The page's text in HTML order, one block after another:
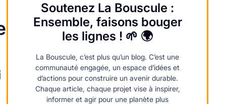
Soutenez La Bouscule :
Ensemble, faisons bouger
les lignes ! 🌱 🌍
La Bouscule, c’est plus qu’un blog. C’est une
communauté engagée, un espace d’idées et
d’actions pour construire un avenir durable.
Chaque article, chaque projet vise à inspirer,
informer et agir pour une planète plus